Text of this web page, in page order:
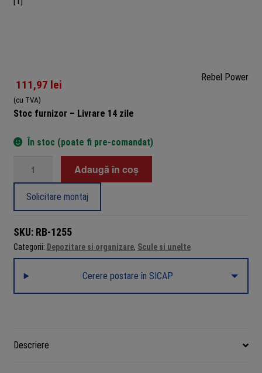
111,97 lei
(cu TVA)
Rebel Power
Stoc furnizor – Livrare 14 zile
În stoc (poate fi pre-comandat)
metalic
polite
MDF
150
kg/polita,
inaltime,
Adaugă în coș
Solicitare montaj
SKU: RB-1255
Categorii: Depozitare si organizare, Scule si unelte
Cerere postare în SICAP
Descriere